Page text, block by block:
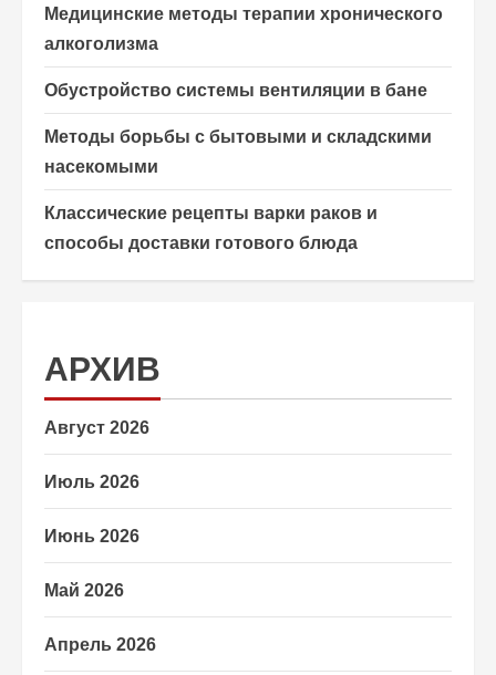
Медицинские методы терапии хронического
алкоголизма
Обустройство системы вентиляции в бане
Методы борьбы с бытовыми и складскими
насекомыми
Классические рецепты варки раков и
способы доставки готового блюда
АРХИВ
Август 2026
Июль 2026
Июнь 2026
Май 2026
Апрель 2026